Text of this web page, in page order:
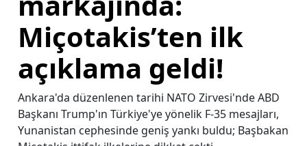
Miçotakis’ten ilk
açıklama geldi!
Ankara'da düzenlenen tarihi NATO Zirvesi'nde ABD
Başkanı Trump'ın Türkiye'ye yönelik F-35 mesajları,
Yunanistan cephesinde geniş yankı buldu; Başbakan